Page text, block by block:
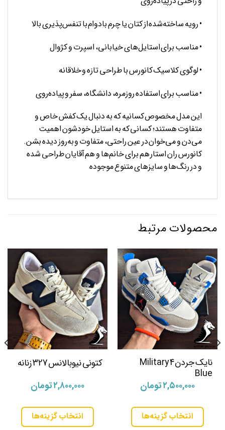
• رویه ساخته‌شده از کتان یا چرم بادوام با تنفس‌پذیری بالا
• مناسب برای استایل‌های خیابانی، اسپرت و کژوال
• لوگوی کلاسیک کانورس با طراحی تازه و خلاقانه
• مناسب برای استفاده روزمره، دانشگاه، سفر و پیاده‌روی
این مدل مخصوص کسانیه که به دنبال یک کفش خاص و
متفاوت هستند؛ کسانی که به استایل خودشون اهمیت
می‌دن و می‌خوان در عین راحتی، متفاوت و به‌روز دیده بشن.
کانورس ران استار هم برای خانم‌ها و هم آقایان طراحی شده
و در رنگ‌ها و سایزهای متنوع موجوده
محصولات مرتبط
نایک جردن 4 Military
Blue
۲,۵۰۰,۰۰۰تومان
انتخاب گزینه‌ها
کتونی نیوبالانس 327 زنانه
۲,۸۰۰,۰۰۰تومان
انتخاب گزینه‌ها